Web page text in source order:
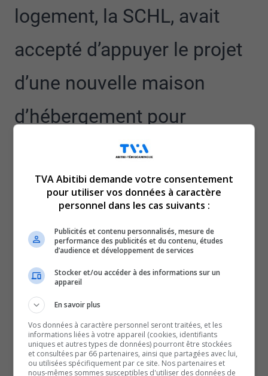
logement, la SCHL, avait
accepté d’appuyer le projet
d’une nouvelle maison
d’hébergement pour
femmes victimes de
violence en Abitibi-Ouest.
Alors que le début des travaux était prévu pour cet été,
Sans l’enveloppe de plusieurs millions du gouvernement,
l’obtention d’une nouvelle installation pour la maison
d’hébergement l’Émeraude serait impossible.
Sébastien Lemire, la situation est inacceptable.
Appelée à commenter, la SCHL affirme ne pas être en
mesure de fournir des détails sur des demandes
particulières.
TVA Abitibi demande votre consentement
pour utiliser vos données à caractère
personnel dans les cas suivants :
Publicités et contenu personnalisés, mesure de
performance des publicités et du contenu, études
d’audience et développement de services
Stocker et/ou accéder à des informations sur un
appareil
En savoir plus
Vos données à caractère personnel seront traitées, et les
informations liées à votre appareil (cookies, identifiants
uniques et autres types de données) pourront être stockées
et consultées par 66 partenaires, ainsi que partagées avec lui,
ou utilisées spécifiquement par ce site. Nos partenaires et
nous-mêmes sommes susceptibles d'utiliser des données de